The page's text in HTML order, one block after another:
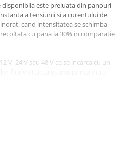
disponibila este preluata din panouri
a tensiunii si a curentului de
cand intensitatea se schimba
cu pana la 30% in comparatie
V, 24 V sau 48 V ce se incarca cu un
de circuit deschis este de
186 x 130 x 70 mm, astfel se